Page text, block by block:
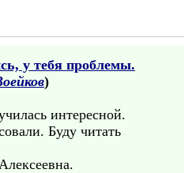
у тебя проблемы.
)
интересной.
Буду читать